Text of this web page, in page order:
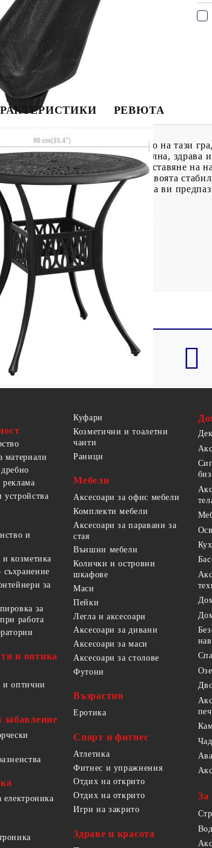
РЕВЮТА
чай или чаша кафе на открито на тази
алуминий, което я прави стабилна, здрава
дизайн и е подходящ за поставяне на
надеждно преживяване със своята
да побере чадъра ви, за да ви
x В)
материали
и
козметика
за
за
работа
и оптика
и оптични
забавление
електроника
Куфари
Козметични и тоалетни
чанти
Раници
Мебели
Аксесоари за офис мебели
Комплекти мебели
Аксесоари за паравани за
стая
Външни мебели
Колички и островни
шкафове
Маси
Пейки
Легла и аксесоари
Аксесоари за дивани
Аксесоари за маси
Аксесоари за столове
Футони
Възрастни
Еротика
Спорт и фитнес
Атлетика
Фитнес и упражнения
Отдих на открито
Отдих на открито
Игри на закрито
Здраве и красота
За